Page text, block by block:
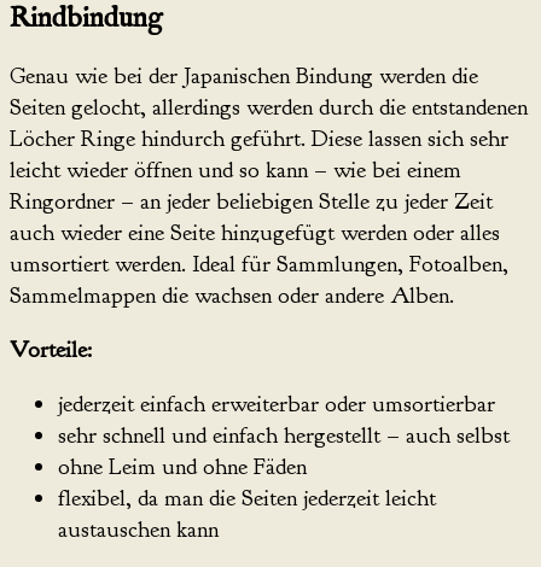
Rindbindung
Genau wie bei der Japanischen Bindung werden die
Seiten gelocht, allerdings werden durch die entstandenen
Löcher Ringe hindurch geführt. Diese lassen sich sehr
leicht wieder öffnen und so kann – wie bei einem
Ringordner – an jeder beliebigen Stelle zu jeder Zeit
auch wieder eine Seite hinzugefügt werden oder alles
umsortiert werden. Ideal für Sammlungen, Fotoalben,
Sammelmappen die wachsen oder andere Alben.
Vorteile:
jederzeit einfach erweiterbar oder umsortierbar
sehr schnell und einfach hergestellt – auch selbst
ohne Leim und ohne Fäden
flexibel, da man die Seiten jederzeit leicht
austauschen kann